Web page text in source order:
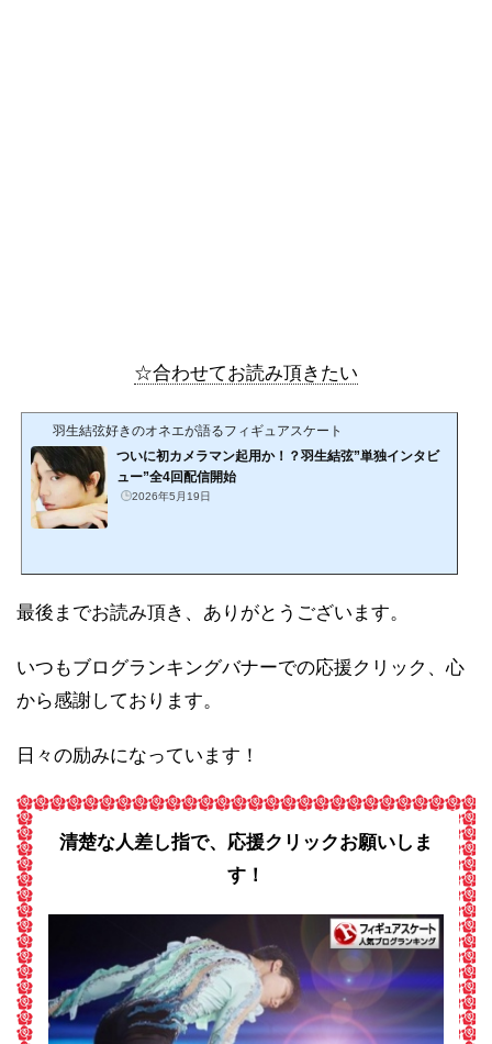
☆合わせてお読み頂きたい
羽生結弦好きのオネエが語るフィギュアスケート
ついに初カメラマン起用か！？羽生結弦”単独インタビ
ュー”全4回配信開始
2026年5月19日
最後までお読み頂き、ありがとうございます。
いつもブログランキングバナーでの応援クリック、心
から感謝しております。
日々の励みになっています！
清楚な人差し指で、応援クリックお願いしま
す！